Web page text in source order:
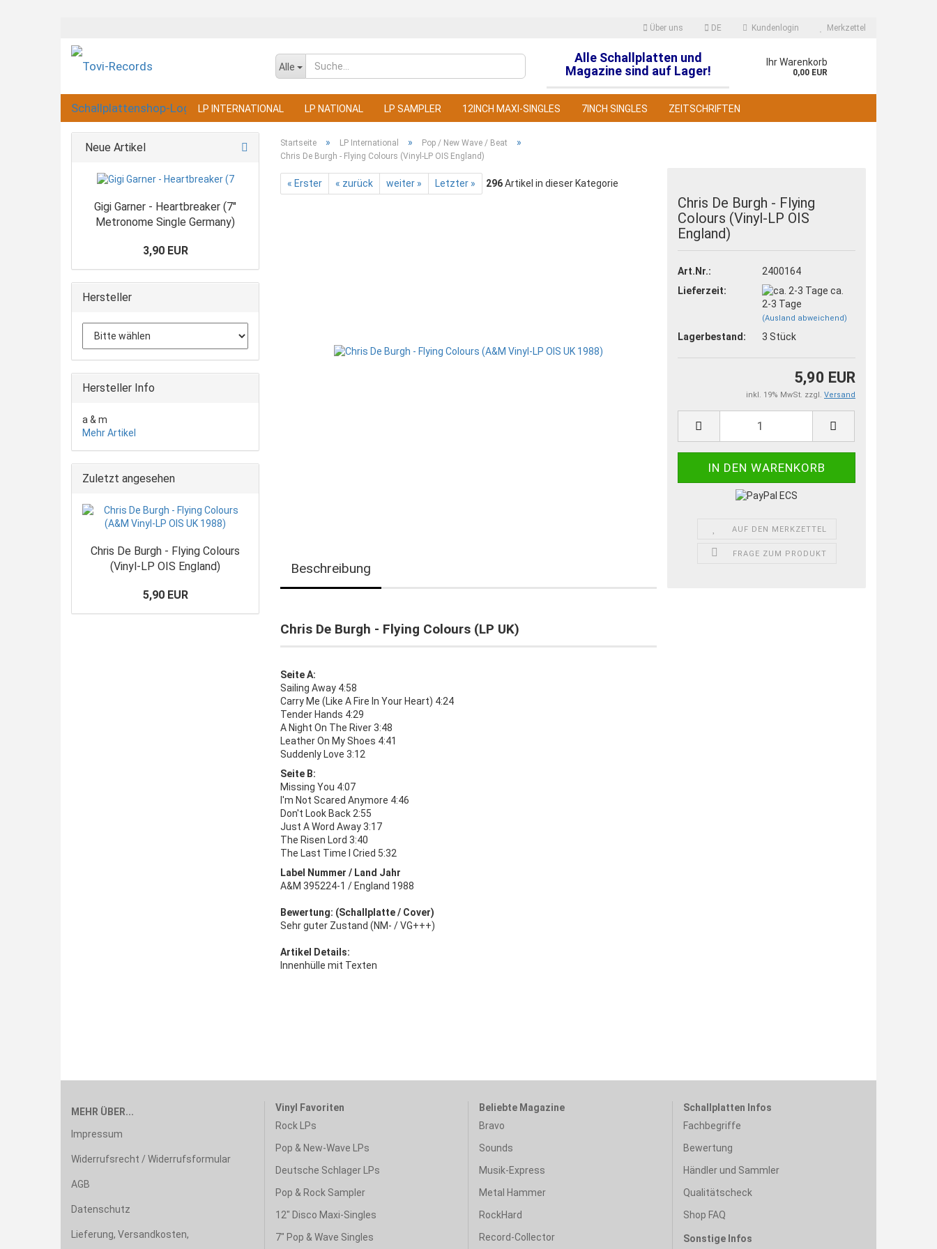
Über uns DE
Sprache auswählen
Kundenlogin
Passwort vergessen?
Merkzettel
Alle
Alle Schallplatten und
Magazine sind auf Lager!
Ihr Warenkorb
0,00 EUR
LP INTERNATIONAL LP NATIONAL LP SAMPLER 12INCH MAXI-SINGLES 7INCH SINGLES ZEITSCHRIFTEN
Startseite » LP International » Pop / New Wave / Beat »
Chris De Burgh - Flying Colours (Vinyl-LP OIS England)
« Erster « zurück weiter » Letzter » 296Artikel in dieser Kategorie
Chris De Burgh - Flying
Colours (Vinyl-LP OIS
England)
Art.Nr.:
2400164
Lieferzeit:
ca.
2-3 Tage
(Ausland abweichend)
Lagerbestand: 3Stück
5,90 EUR
inkl. 19% MwSt. zzgl. Versand
AUF DEN MERKZETTEL
FRAGE ZUM PRODUKT
Beschreibung
Chris De Burgh - Flying Colours (LP UK)
Seite A:
Sailing Away 4:58
Carry Me (Like A Fire In Your Heart) 4:24
Tender Hands 4:29
A Night On The River 3:48
Leather On My Shoes 4:41
Suddenly Love 3:12
Seite B:
Missing You 4:07
I'm Not Scared Anymore 4:46
Don't Look Back 2:55
Just A Word Away 3:17
The Risen Lord 3:40
The Last Time I Cried 5:32
Label Nummer / Land Jahr
A&M 395224-1 / England 1988
Bewertung: (Schallplatte / Cover)
Sehr guter Zustand (NM- / VG+++)
Artikel Details:
Innenhülle mit Texten
Neue Artikel
Gigi Garner - Heartbreaker (7"
Metronome Single Germany)
3,90 EUR
Hersteller
Hersteller Info
a & m
Mehr Artikel
Zuletzt angesehen
Chris De Burgh - Flying Colours
(Vinyl-LP OIS England)
5,90 EUR
MEHR ÜBER...
Impressum
Widerrufsrecht / Widerrufsformular
AGB
Datenschutz
Lieferung, Versandkosten,
Vinyl Favoriten
Rock LPs
Pop & New-Wave LPs
Deutsche Schlager LPs
Pop & Rock Sampler
12" Disco Maxi-Singles
7" Pop & Wave Singles
Beliebte Magazine
Bravo
Sounds
Musik-Express
Metal Hammer
RockHard
Record-Collector
Schallplatten Infos
Fachbegriffe
Bewertung
Händler und Sammler
Qualitätscheck
Shop FAQ
Sonstige Infos